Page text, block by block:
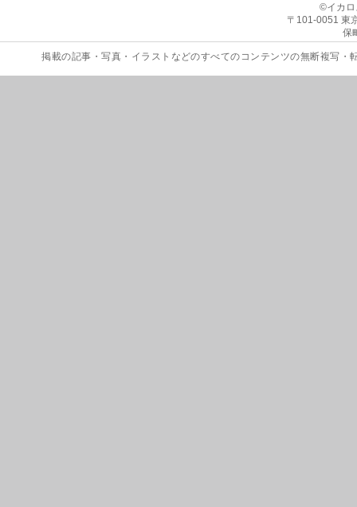
©イカ
〒101-0051 東
保
掲載の記事・写真・イラストなどのすべてのコンテンツの無断複